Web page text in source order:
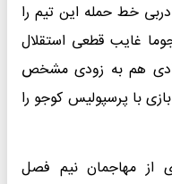
خط حمله این تیم را
غایب قطعی استقلال
هم به زودی مشخص
با پرسپولیس کوجو را
از مهاجمان نیم فصل